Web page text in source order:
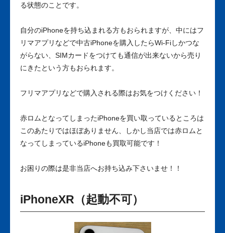
る状態のことです。
自分のiPhoneを持ち込まれる方もおられますが、中にはフ
リマアプリなどで中古iPhoneを購入したらWi-Fiしかつな
がらない、SIMカードをつけても通信が出来ないから売り
にきたという方もおられます。
フリマアプリなどで購入される際はお気をつけください！
赤ロムとなってしまったiPhoneを買い取っているところは
このあたりではほぼありません、しかし当店では赤ロムと
なってしまっているiPhoneも買取可能です！
お困りの際は是非当店へお持ち込み下さいませ！！
iPhoneXR（起動不可）